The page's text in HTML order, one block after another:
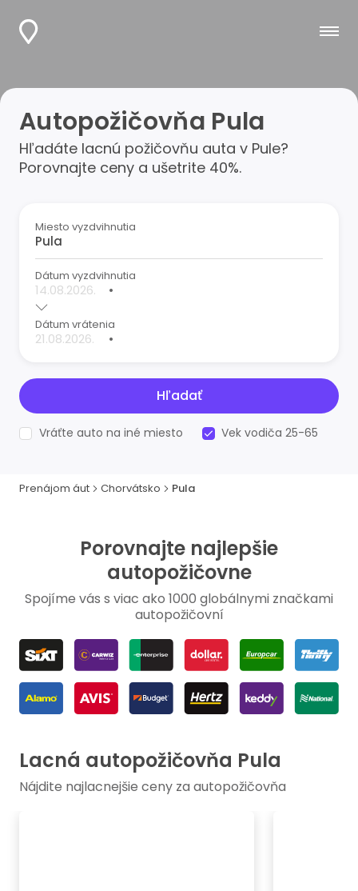
Autopožičovňa Pula
Hľadáte lacnú požičovňu auta v Pule?
Porovnajte ceny a ušetrite 40%.
Miesto vyzdvihnutia
Dátum vyzdvihnutia
•
Dátum vrátenia
•
Hľadať
Vráťte auto na iné miesto Vek vodiča 25-65
Prenájom áut Chorvátsko Pula
Porovnajte najlepšie
autopožičovne
Spojíme vás s viac ako 1000 globálnymi značkami
autopožičovní
Lacná autopožičovňa Pula
Nájdite najlacnejšie ceny za autopožičovňa